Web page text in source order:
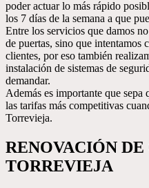
poder actuar lo más rápido
los 7 días de la semana a que
Entre los servicios que damos
de puertas, sino que intentamos
clientes, por eso también
instalación de sistemas de
demandar.
Además es importante que sepa
las tarifas más competitivas
Torrevieja.
RENOVACIÓN
TORREVIEJA